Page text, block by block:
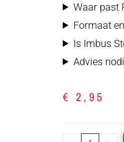
Waar past
Formaat
Is Imbus
Advies
€ 2,95